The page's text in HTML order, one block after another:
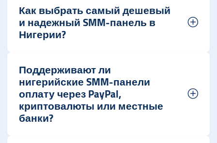
Как выбрать самый дешевый
и надежный SMM-панель в
Нигерии?
Поддерживают ли
нигерийские SMM-панели
оплату через PayPal,
криптовалюты или местные
банки?